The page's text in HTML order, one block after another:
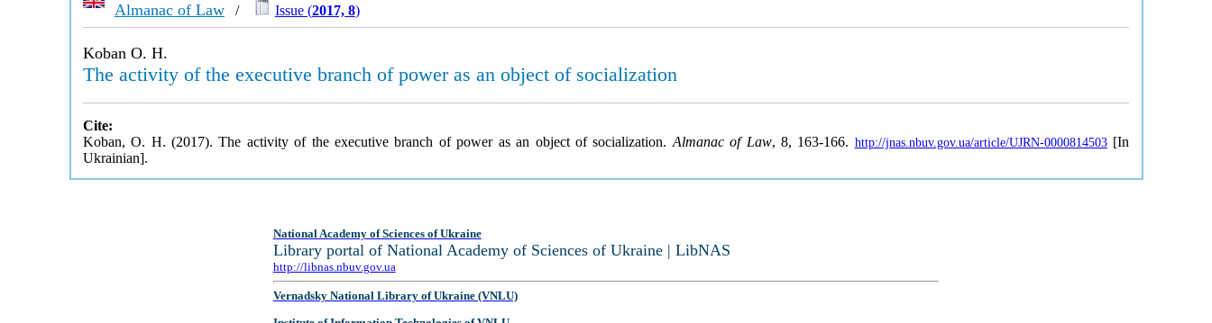
Almanac of Law/ Issue (2017, 8)
Koban O. H.
The activity of the executive branch of power as an object of socialization
Cite:
Koban, O. H. (2017). The activity of the executive branch of power as an object of socialization. Almanac of Law, 8, 163-166. http://jnas.nbuv.gov.ua/article/UJRN-0000814503[In
Ukrainian].
National Academy of Sciences of Ukraine
Library portal of National Academy of Sciences of Ukraine | LibNAS
http://libnas.nbuv.gov.ua
Vernadsky National Library of Ukraine (VNLU)